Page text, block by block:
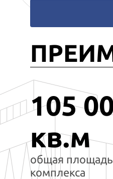
105
кв.м
общая площадь
комплекса